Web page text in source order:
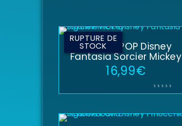
RUPTURE DE
STOCK
Figurine POP Disney
Fantasia Sorcier Mickey
16,99€